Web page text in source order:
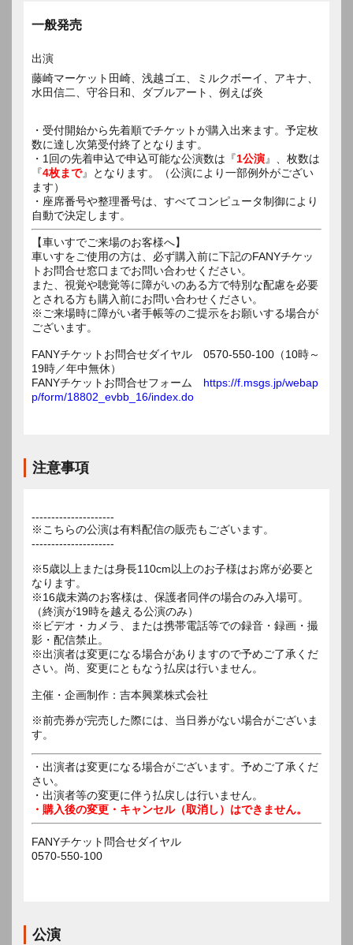
一般発売
出演
藤崎マーケット田崎、浅越ゴエ、ミルクボーイ、アキナ、
水田信二、守谷日和、ダブルアート、例えば炎
・受付開始から先着順でチケットが購入出来ます。予定枚
数に達し次第受付終了となります。
・1回の先着申込で申込可能な公演数は『1公演』、枚数は
『4枚まで』となります。（公演により一部例外がござい
ます）
・座席番号や整理番号は、すべてコンピュータ制御により
自動で決定します。
【車いすでご来場のお客様へ】
車いすをご使用の方は、必ず購入前に下記のFANYチケッ
トお問合せ窓口までお問い合わせください。
また、視覚や聴覚等に障がいのある方で特別な配慮を必要
とされる方も購入前にお問い合わせください。
※ご来場時に障がい者手帳等のご提示をお願いする場合が
ございます。
FANYチケットお問合せダイヤル 0570-550-100（10時～
19時／年中無休）
FANYチケットお問合せフォーム https://f.msgs.jp/webap
p/form/18802_evbb_16/index.do
注意事項
---------------------
※こちらの公演は有料配信の販売もございます。
---------------------
※5歳以上または身長110cm以上のお子様はお席が必要と
なります。
※16歳未満のお客様は、保護者同伴の場合のみ入場可。
（終演が19時を越える公演のみ）
※ビデオ・カメラ、または携帯電話等での録音・録画・撮
影・配信禁止。
※出演者は変更になる場合がありますので予めご了承くだ
さい。尚、変更にともなう払戻は行いません。
主催・企画制作：吉本興業株式会社
※前売券が完売した際には、当日券がない場合がございま
す。
・出演者は変更になる場合がございます。予めご了承くだ
さい。
・出演者等の変更に伴う払戻しは行いません。
・購入後の変更・キャンセル（取消し）はできません。
FANYチケット問合せダイヤル
0570-550-100
公演